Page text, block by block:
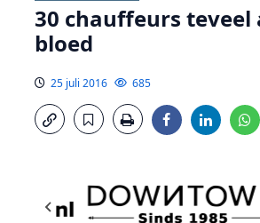
30 chauffeurs teveel
bloed
25 juli 2016 685